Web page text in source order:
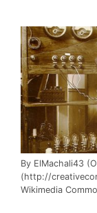
By ElMachali43
(http://
Wikimedia